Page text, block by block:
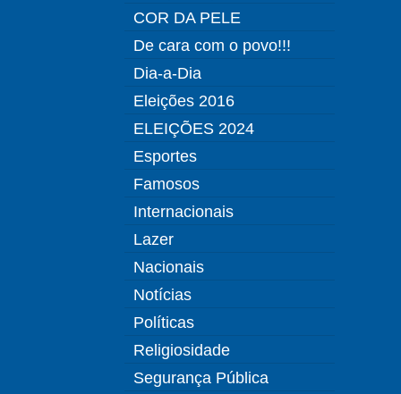
COR DA PELE
De cara com o povo!!!
Dia-a-Dia
Eleições 2016
ELEIÇÕES 2024
Esportes
Famosos
Internacionais
Lazer
Nacionais
Notícias
Políticas
Religiosidade
Segurança Pública